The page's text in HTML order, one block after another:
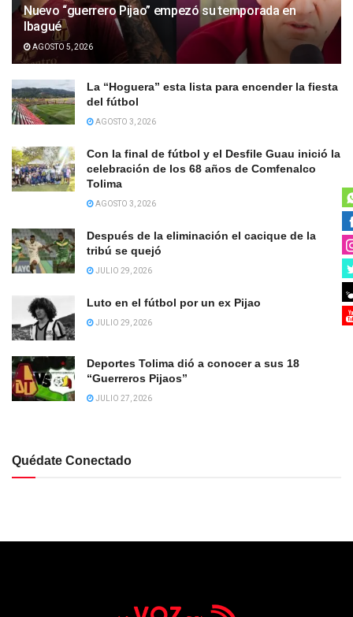
Nuevo “guerrero Pijao” empezó su temporada en
Ibagué
AGOSTO 5, 2026
La “Hoguera” esta lista para encender la fiesta
del fútbol
AGOSTO 3, 2026
Con la final de fútbol y el Desfile Guau inició la
celebración de los 68 años de Comfenalco
Tolima
AGOSTO 3, 2026
Después de la eliminación el cacique de la
tribú se quejó
JULIO 29, 2026
Luto en el fútbol por un ex Pijao
JULIO 29, 2026
Deportes Tolima dió a conocer a sus 18
“Guerreros Pijaos”
JULIO 27, 2026
Quédate Conectado